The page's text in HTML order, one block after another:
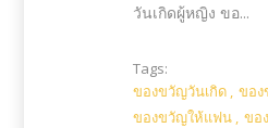
วันเกิดผู้หญิง ขอ...
Tags:
ของขวัญวันเกิด , ขอ
ของขวัญให้แฟน , ขอ